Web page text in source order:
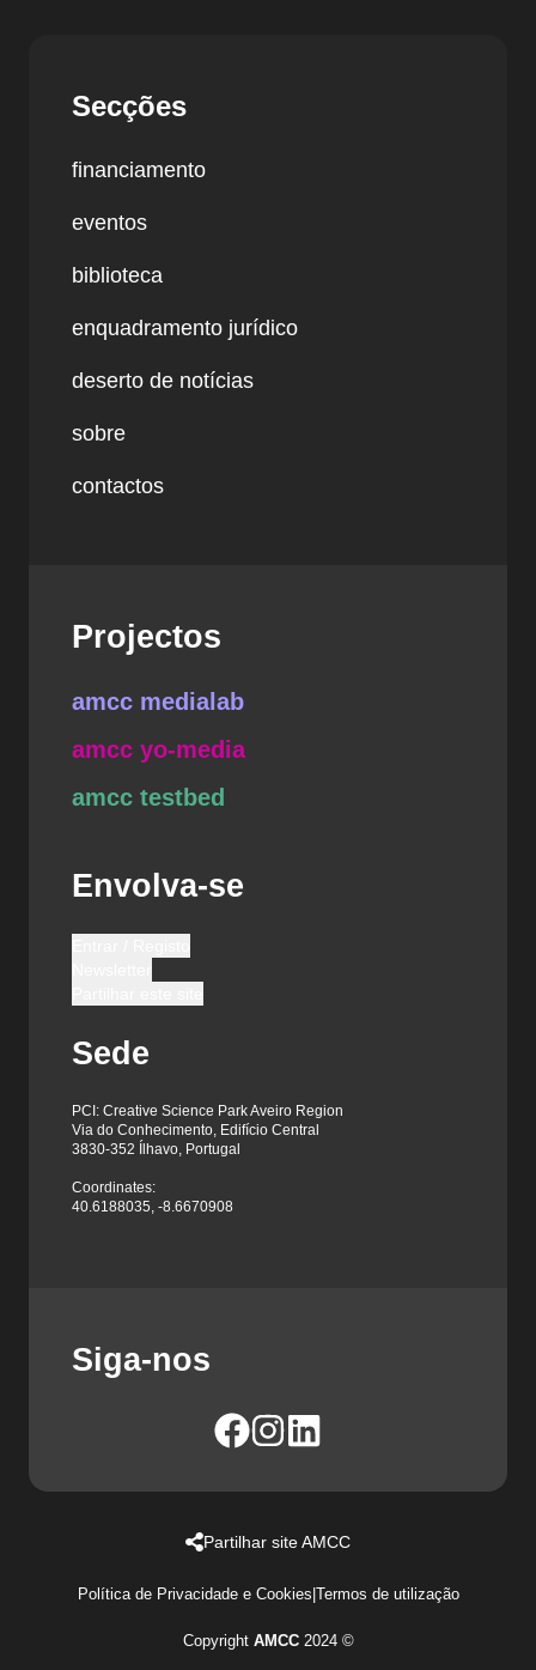
Secções
financiamento
eventos
biblioteca
enquadramento jurídico
deserto de notícias
sobre
contactos
Projectos
amcc medialab
amcc yo-media
amcc testbed
Envolva-se
Sede
PCI: Creative Science Park Aveiro Region
Via do Conhecimento, Edifício Central
3830-352 Ílhavo, Portugal
Coordinates:
40.6188035, -8.6670908
Siga-nos
Partilhar site AMCC
Política de Privacidade e Cookies|Termos de utilização
Copyright AMCC2024 ©